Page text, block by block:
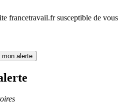
francetravail.fr susceptible de vous
mon alerte